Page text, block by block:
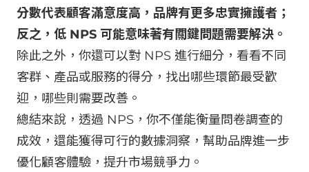
分數代表顧客滿意度高，品牌有更多忠實擁護者；
反之，低 NPS 可能意味著有關鍵問題需要解決。
除此之外，你還可以對 NPS 進行細分，看看不同
客群、產品或服務的得分，找出哪些環節最受歡
迎，哪些則需要改善。
總結來說，透過 NPS，你不僅能衡量問卷調查的
成效，還能獲得可行的數據洞察，幫助品牌進一步
優化顧客體驗，提升市場競爭力。